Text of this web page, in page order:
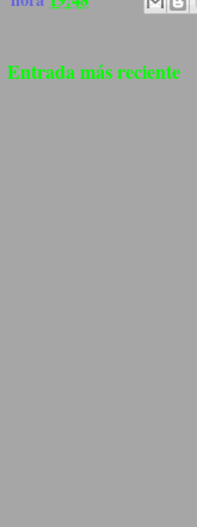
Entrada más reciente